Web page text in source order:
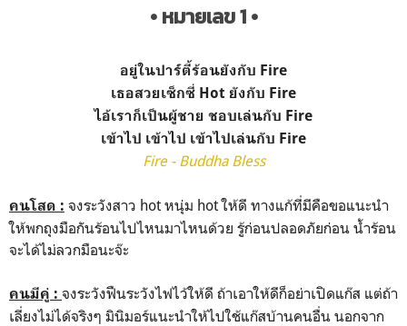
• หมายเลข 1 •
อยู่ในปาร์ตี้ร้อนยังกับ Fire
เธอสวยเซ็กซี่ Hot ยังกับ Fire
ไอ้เราก็เป็นผู้ชาย ชอบเล่นกับ Fire
เข้าไป เข้าไป เข้าไปเล่นกับ Fire
Fire - Buddha Bless
คนโสด : จงระวังสาว hot หนุ่ม hot ให้ดี ทางแก้ที่มีคือขอแนะนำ
ให้พกถุงมือกันร้อนไปไหนมาไหนด้วย รู้ก่อนปลอดภัยก่อน น้ำร้อน
จะได้ไม่ลวกมือนะจ๊ะ
คนมีคู่ : จงระวังฟืนระวังไฟไว้ให้ดี ถ้าเอาให้ดีก็อย่าเปิดแก๊ส แต่ถ้า
เลี่ยงไม่ได้จริงๆ มินิมอร์แนะนำให้ไปใช้แก๊สบ้านคนอื่น นอกจาก